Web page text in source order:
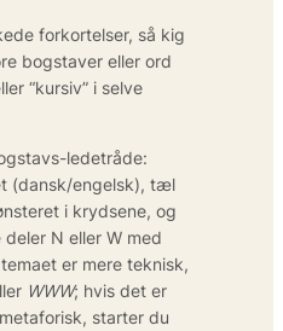
forkortelser, så kig
bogstaver eller ord
“kursiv” i selve
ledetråde:
(dansk/engelsk), tæl
i krydsene, og
N eller W med
er mere teknisk,
WWW; hvis det er
starter du